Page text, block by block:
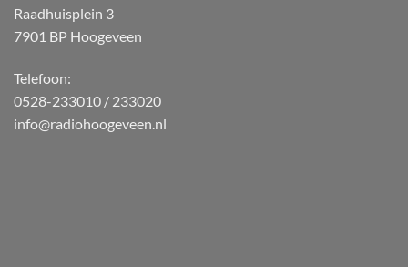
Raadhuisplein 3
7901 BP Hoogeveen
Telefoon:
0528-233010 / 233020
info@radiohoogeveen.nl